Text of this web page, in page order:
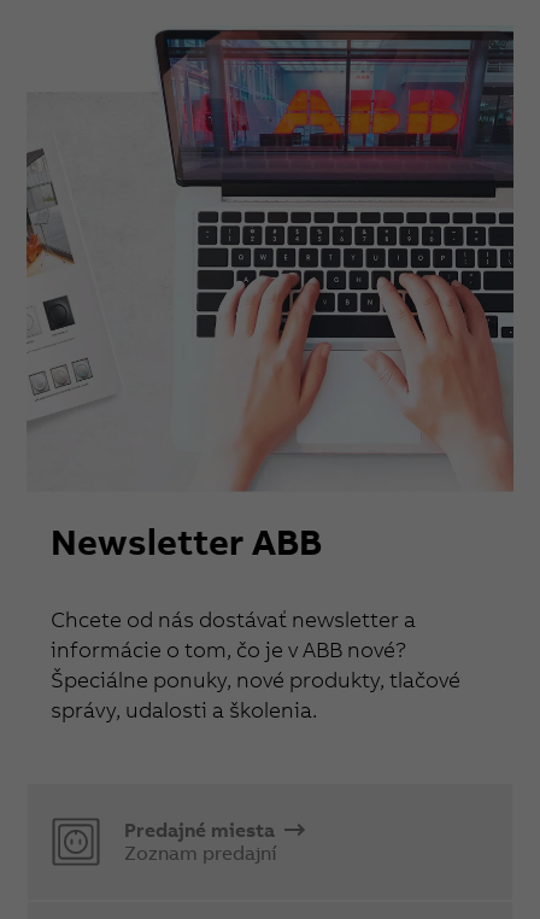
Newsletter ABB
Chcete od nás dostávať newsletter a
informácie o tom, čo je v ABB nové?
Špeciálne ponuky, nové produkty, tlačové
správy, udalosti a školenia.
Predajné miesta
Zoznam predajní